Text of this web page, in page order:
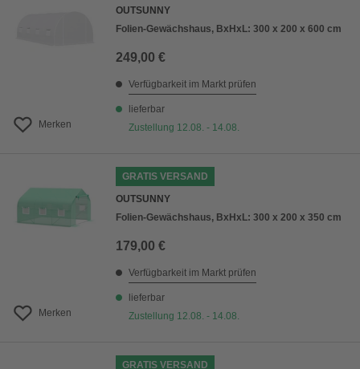
Merken
OUTSUNNY
Folien-Gewächshaus, BxHxL: 300 x 200 x 600 cm
249,00 €
Verfügbarkeit im Markt prüfen
lieferbar
Zustellung 12.08. - 14.08.
Merken
GRATIS VERSAND
OUTSUNNY
Folien-Gewächshaus, BxHxL: 300 x 200 x 350 cm
179,00 €
Verfügbarkeit im Markt prüfen
lieferbar
Zustellung 12.08. - 14.08.
GRATIS VERSAND